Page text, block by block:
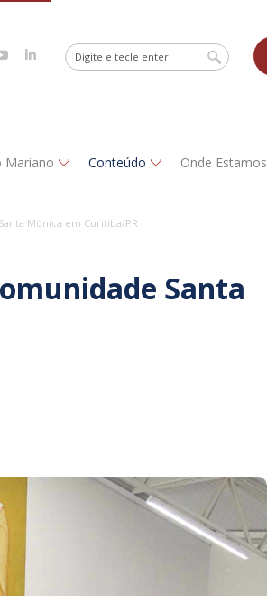
Mariano Conteúdo Onde Estamos
Mônica em Curitiba/PR
Santa